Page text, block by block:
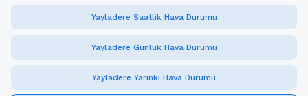
Yayladere Saatlik Hava Durumu
Yayladere Günlük Hava Durumu
Yayladere Yarınki Hava Durumu